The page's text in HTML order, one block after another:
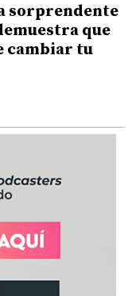
sorprendente
que
cambiar tu